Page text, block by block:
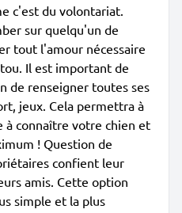
c'est du volontariat.
sur quelqu'un de
tout l'amour nécessaire
Il est important de
de renseigner toutes ses
jeux. Cela permettra à
connaître votre chien et
! Question de
confient leur
amis. Cette option
simple et la plus